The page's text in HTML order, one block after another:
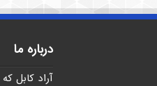
درباره ما
آراد کابل